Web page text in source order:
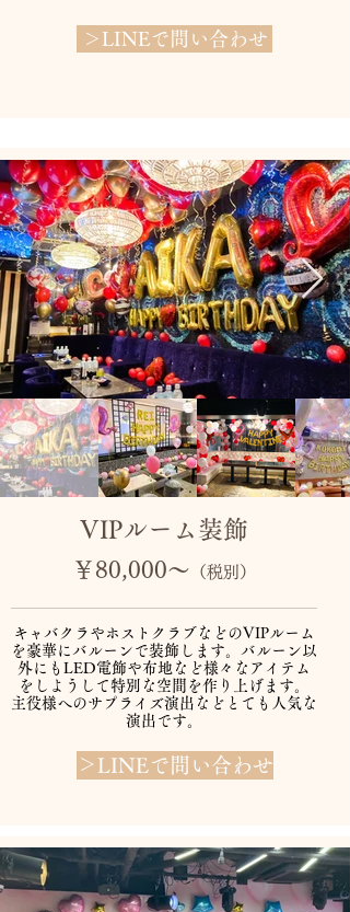
＞LINEで問い合わせ
​VIPルーム装飾
￥80,000～ （税別）
キャバクラやホストクラブなどのVIPルーム
を豪華にバルーンで装飾します。バルーン以
外にもLED電飾や布地など様々なアイテム
をしようして特別な空間を作り上げます。
​主役様へのサプライズ演出などとても人気な
演出です。
＞LINEで問い合わせ